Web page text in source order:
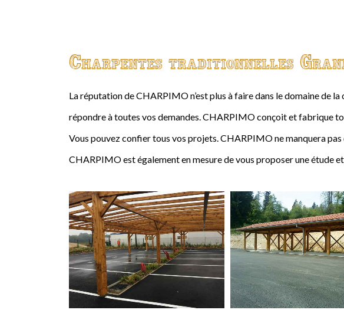
Charpentes traditionnelles
La réputation de CHARPIMO n’est plus à faire dans le domaine de
répondre à toutes vos demandes. CHARPIMO conçoit et fabrique
Vous pouvez confier tous vos projets. CHARPIMO ne manquera
CHARPIMO est également en mesure de vous proposer une étude